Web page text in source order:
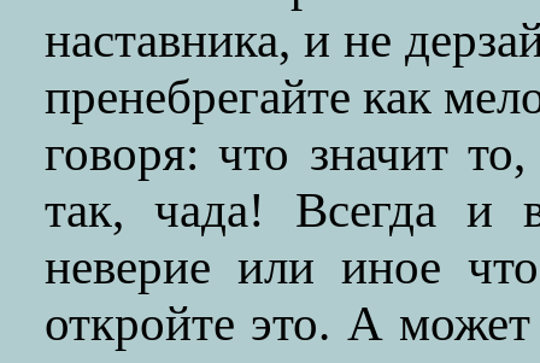
наставника, и не
пренебрегайте как
говоря: что значит
так, чада! Всегда и
неверие или иное
откройте это. А